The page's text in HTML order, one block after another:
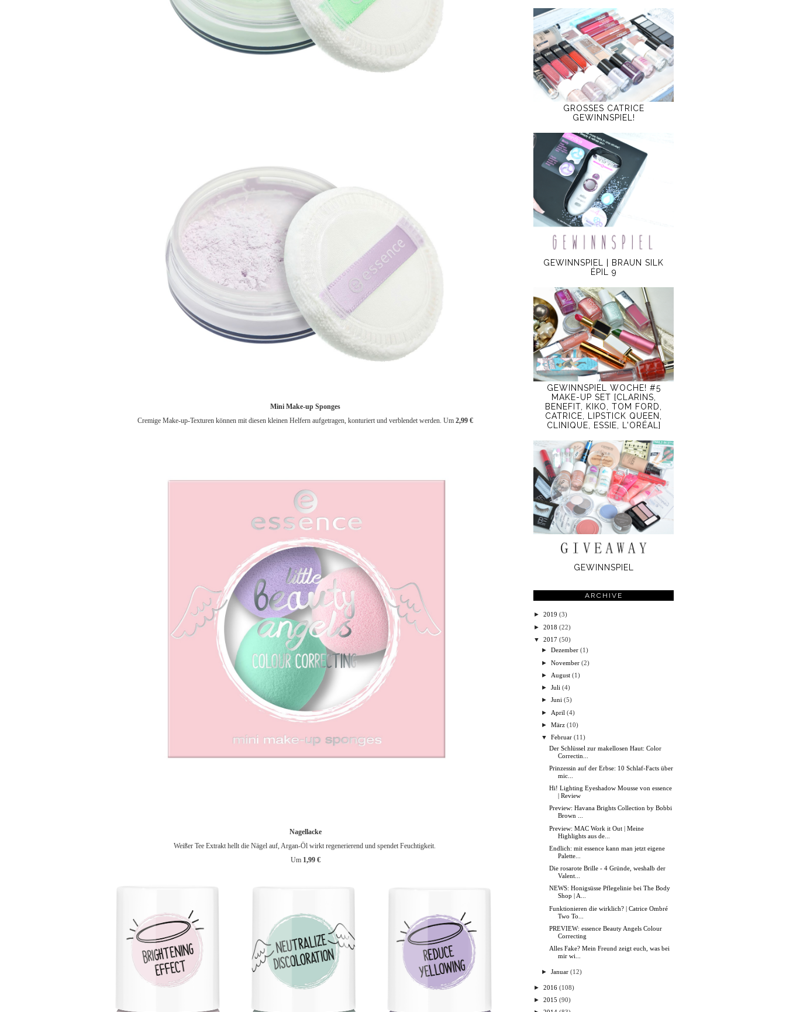
Mini Make-up Sponges
Cremige Make-up-Texturen können mit diesen kleinen Helfern aufgetragen, konturiert und verblendet werden. Um 2,99 €
Nagellacke
Weißer Tee Extrakt hellt die Nägel auf, Argan-Öl wirkt regenerierend und spendet Feuchtigkeit.
Um 1,99 €
GROSSES CATRICE
GEWINNSPIEL!
GEWINNSPIEL | BRAUN SILK
ÉPIL 9
GEWINNSPIEL WOCHE! #5
MAKE-UP SET [CLARINS,
BENEFIT, KIKO, TOM FORD,
CATRICE, LIPSTICK QUEEN,
CLINIQUE, ESSIE, L'ORÉAL]
GEWINNSPIEL
ARCHIVE
► 2019 (3)
► 2018 (22)
▼
2017 (50)
►Dezember (1)
►November (2)
► August (1)
►Juli (4)
►Juni (5)
► April (4)
►März (10)
▼
Februar (11)
Der Schlüssel zur makellosen Haut: Color
Correctin...
Prinzessin auf der Erbse: 10 Schlaf-Facts über
mic...
Hi! Lighting Eyeshadow Mousse von essence
| Review
Preview: Havana Brights Collection by Bobbi
Brown ...
Preview: MAC Work it Out | Meine
Highlights aus de...
Endlich: mit essence kann man jetzt eigene
Palette...
Die rosarote Brille - 4 Gründe, weshalb der
Valent...
NEWS: Honigsüsse Pflegelinie bei The Body
Shop | A...
Funktionieren die wirklich? | Catrice Ombré
Two To...
PREVIEW: essence Beauty Angels Colour
Correcting
Alles Fake? Mein Freund zeigt euch, was bei
mir wi...
►Januar (12)
► 2016 (108)
► 2015 (90)